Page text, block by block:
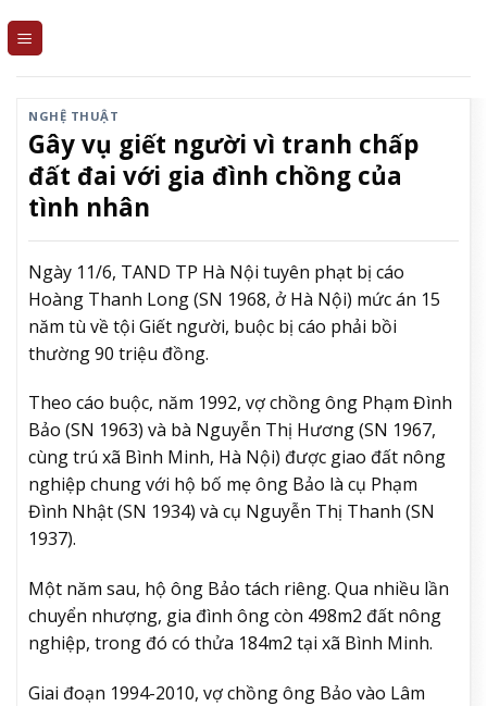
NGHỆ THUẬT
Gây vụ giết người vì tranh chấp
đất đai với gia đình chồng của
tình nhân
Ngày 11/6, TAND TP Hà Nội tuyên phạt bị cáo
Hoàng Thanh Long (SN 1968, ở Hà Nội) mức án 15
năm tù về tội Giết người, buộc bị cáo phải bồi
thường 90 triệu đồng.
Theo cáo buộc, năm 1992, vợ chồng ông Phạm Đình
Bảo (SN 1963) và bà Nguyễn Thị Hương (SN 1967,
cùng trú xã Bình Minh, Hà Nội) được giao đất nông
nghiệp chung với hộ bố mẹ ông Bảo là cụ Phạm
Đình Nhật (SN 1934) và cụ Nguyễn Thị Thanh (SN
1937).
Một năm sau, hộ ông Bảo tách riêng. Qua nhiều lần
chuyển nhượng, gia đình ông còn 498m2 đất nông
nghiệp, trong đó có thửa 184m2 tại xã Bình Minh.
Giai đoạn 1994-2010, vợ chồng ông Bảo vào Lâm